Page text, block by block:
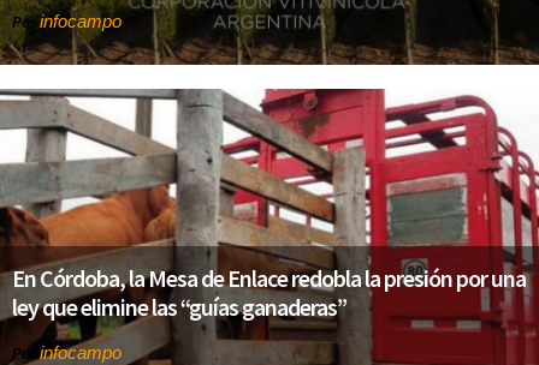
Por infocampo
En Córdoba, la Mesa de Enlace redobla la presión por una
ley que elimine las “guías ganaderas”
Porinfocampo